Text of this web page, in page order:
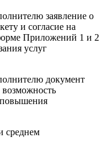
заявление о
и согласие на
Приложений 1 и 2
услуг
документ
среднем